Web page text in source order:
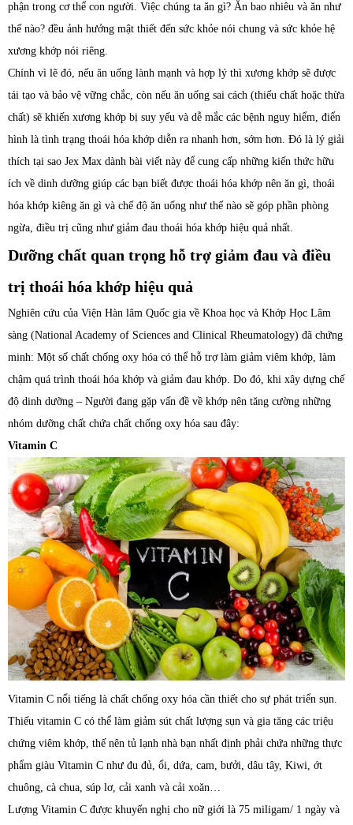
phận trong cơ thể con người. Việc chúng ta ăn gì? Ăn bao nhiêu và ăn như
thế nào? đều ảnh hưởng mật thiết đến sức khỏe nói chung và sức khỏe hệ
xương khớp nói riêng.
Chính vì lẽ đó, nếu ăn uống lành mạnh và hợp lý thì xương khớp sẽ được
tái tạo và bảo vệ vững chắc, còn nếu ăn uống sai cách (thiếu chất hoặc thừa
chất) sẽ khiến xương khớp bị suy yếu và dễ mắc các bệnh nguy hiểm, điển
hình là tình trạng thoái hóa khớp diễn ra nhanh hơn, sớm hơn. Đó là lý giải
thích tại sao Jex Max dành bài viết này để cung cấp những kiến thức hữu
ích về dinh dưỡng giúp các bạn biết được thoái hóa khớp nên ăn gì, thoái
hóa khớp kiêng ăn gì và chế độ ăn uống như thế nào sẽ góp phần phòng
ngừa, điều trị cũng như giảm đau thoái hóa khớp hiệu quả nhất.
Dưỡng chất quan trọng hỗ trợ giảm đau và điều
trị thoái hóa khớp hiệu quả
Nghiên cứu của Viện Hàn lâm Quốc gia về Khoa học và Khớp Học Lâm
sàng (National Academy of Sciences and Clinical Rheumatology) đã chứng
minh: Một số chất chống oxy hóa có thể hỗ trợ làm giảm viêm khớp, làm
chậm quá trình thoái hóa khớp và giảm đau khớp. Do đó, khi xây dựng chế
độ dinh dưỡng – Người đang gặp vấn đề về khớp nên tăng cường những
nhóm dưỡng chất chứa chất chống oxy hóa sau đây:
Vitamin C
Vitamin C nổi tiếng là chất chống oxy hóa cần thiết cho sự phát triển sụn.
Thiếu vitamin C có thể làm giảm sút chất lượng sụn và gia tăng các triệu
chứng viêm khớp, thế nên tủ lạnh nhà bạn nhất định phải chứa những thực
phẩm giàu Vitamin C như đu đủ, ổi, dứa, cam, bưởi, dâu tây, Kiwi, ớt
chuông, cà chua, súp lơ, cải xanh và cải xoăn…
Lượng Vitamin C được khuyến nghị cho nữ giới là 75 miligam/ 1 ngày và